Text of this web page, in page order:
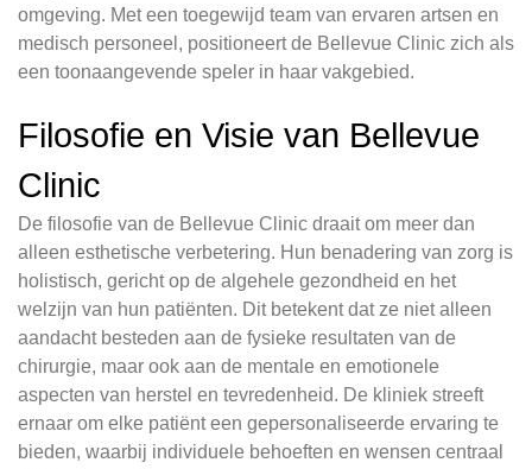
omgeving. Met een toegewijd team van ervaren artsen en
medisch personeel, positioneert de Bellevue Clinic zich als
een toonaangevende speler in haar vakgebied.
Filosofie en Visie van Bellevue
Clinic
De filosofie van de Bellevue Clinic draait om meer dan
alleen esthetische verbetering. Hun benadering van zorg is
holistisch, gericht op de algehele gezondheid en het
welzijn van hun patiënten. Dit betekent dat ze niet alleen
aandacht besteden aan de fysieke resultaten van de
chirurgie, maar ook aan de mentale en emotionele
aspecten van herstel en tevredenheid. De kliniek streeft
ernaar om elke patiënt een gepersonaliseerde ervaring te
bieden, waarbij individuele behoeften en wensen centraal